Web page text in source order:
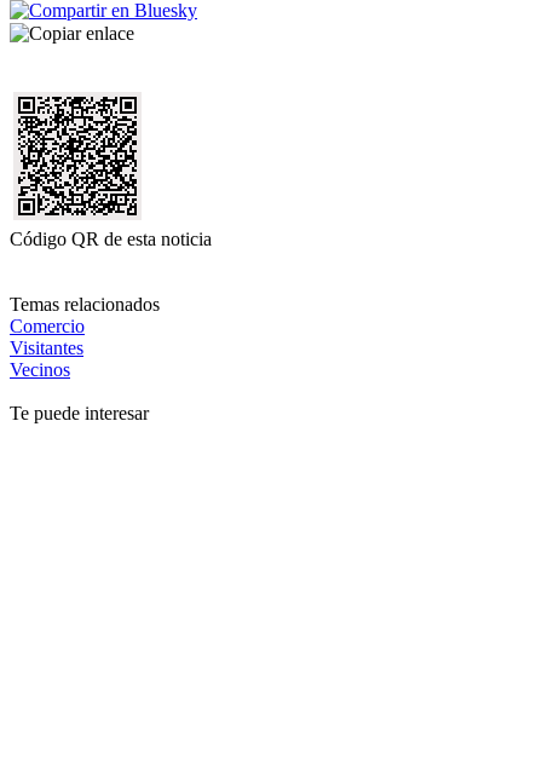
Código QR de esta noticia
Temas relacionados
Comercio
Visitantes
Vecinos
Te puede interesar